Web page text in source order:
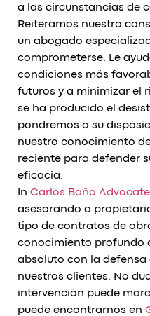
a las circunstancias de
Reiteramos nuestro
un abogado
comprometerse. Le
condiciones más
futuros y a minimizar el
se ha producido el
pondremos a su
nuestro conocimiento
reciente para defender
eficacia.
In Carlos Baño
asesorando a
tipo de contratos de
conocimiento profundo
absoluto con la defensa
nuestros clientes. No
intervención puede
puede encontrarnos en